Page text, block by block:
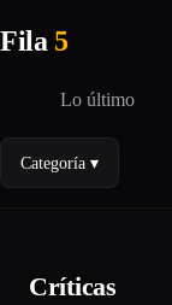
Fila 5
Lo último
Categoría ▾
Críticas